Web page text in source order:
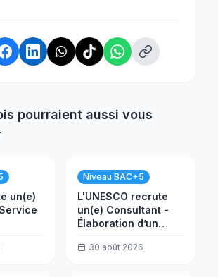
pourraient aussi vous
un(e)
Niveau BAC+5
L'UNESCO recrute
un(e) Consultant -
Élaboration d’un
planification de la
30 août 2026